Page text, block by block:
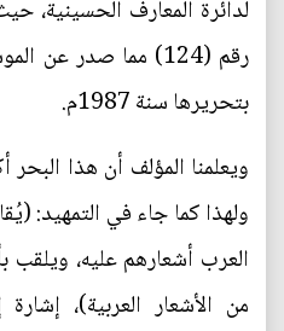
لدائرة المعارف الحسينية،
رقم (124) مما صدر عن
بتحريرها سنة 1987م.
ويعلمنا المؤلف أن هذا البحر
ولهذا كما جاء في التمهيد:
العرب أشعارهم عليه، ويلقب
من الأشعار العربية)،